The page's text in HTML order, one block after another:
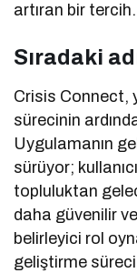
artıran bir tercih.
Sıradaki
Crisis Connect,
sürecinin
Uygulamanın
sürüyor;
topluluktan
daha güvenilir
belirleyici rol
geliştirme